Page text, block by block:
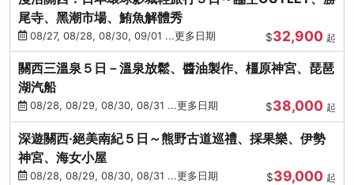
尾寺、黑潮市場、鮪魚解體秀
08/27, 08/28, 08/30, 09/01 ...更多日期 $32,900 起
關西三溫泉５日－溫泉放鬆、醬油製作、橿原神宮、琵琶
湖汽船
08/28, 08/29, 08/30, 08/31 ...更多日期 $38,000 起
深遊關西·絕美南紀５日～熊野古道巡禮、採果樂、伊勢
神宮、海女小屋
08/28, 08/29, 08/30, 08/31 ...更多日期 $39,000 起